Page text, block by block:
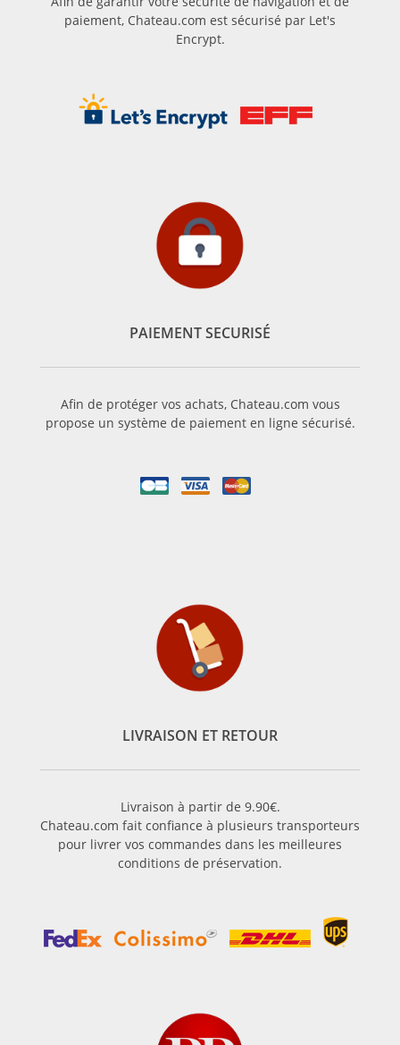
paiement, Chateau.com est sécurisé par Let's
Encrypt.
PAIEMENT SECURISÉ
Afin de protéger vos achats, Chateau.com vous
propose un système de paiement en ligne sécurisé.
LIVRAISON ET RETOUR
Livraison à partir de 9.90€.
Chateau.com fait confiance à plusieurs transporteurs
pour livrer vos commandes dans les meilleures
conditions de préservation.